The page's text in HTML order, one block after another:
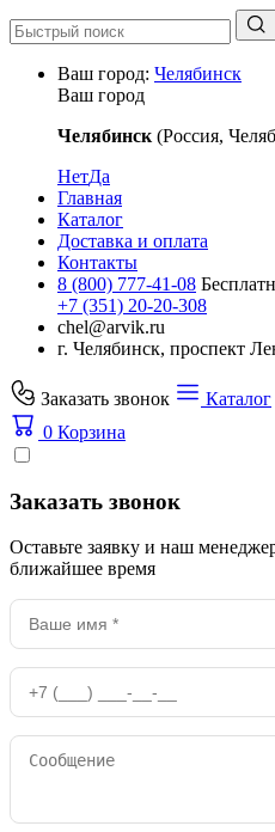
Ваш город: Челябинск
Ваш город
Челябинск (Россия,
НетДа
Главная
Каталог
Доставка и оплата
Контакты
8 (800) 777-41-08
+7 (351) 20-20-308
chel@arvik.ru
г. Челябинск, проспект
Заказать звонок
Каталог
0 Корзина
Заказать звонок
Оставьте заявку и наш
ближайшее время